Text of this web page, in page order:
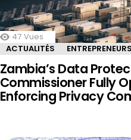
47 Vues
ACTUALITÉS
ENTREPRENEURS
Zambia’s Data
Commissioner Fully
Enforcing Privacy